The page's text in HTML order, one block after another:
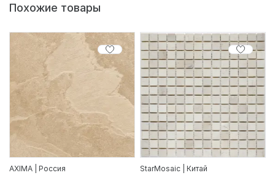
Похожие товары
AXIMA | Россия StarMosaic | Китай